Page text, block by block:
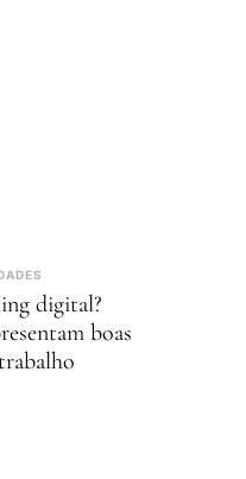
digital?
boas